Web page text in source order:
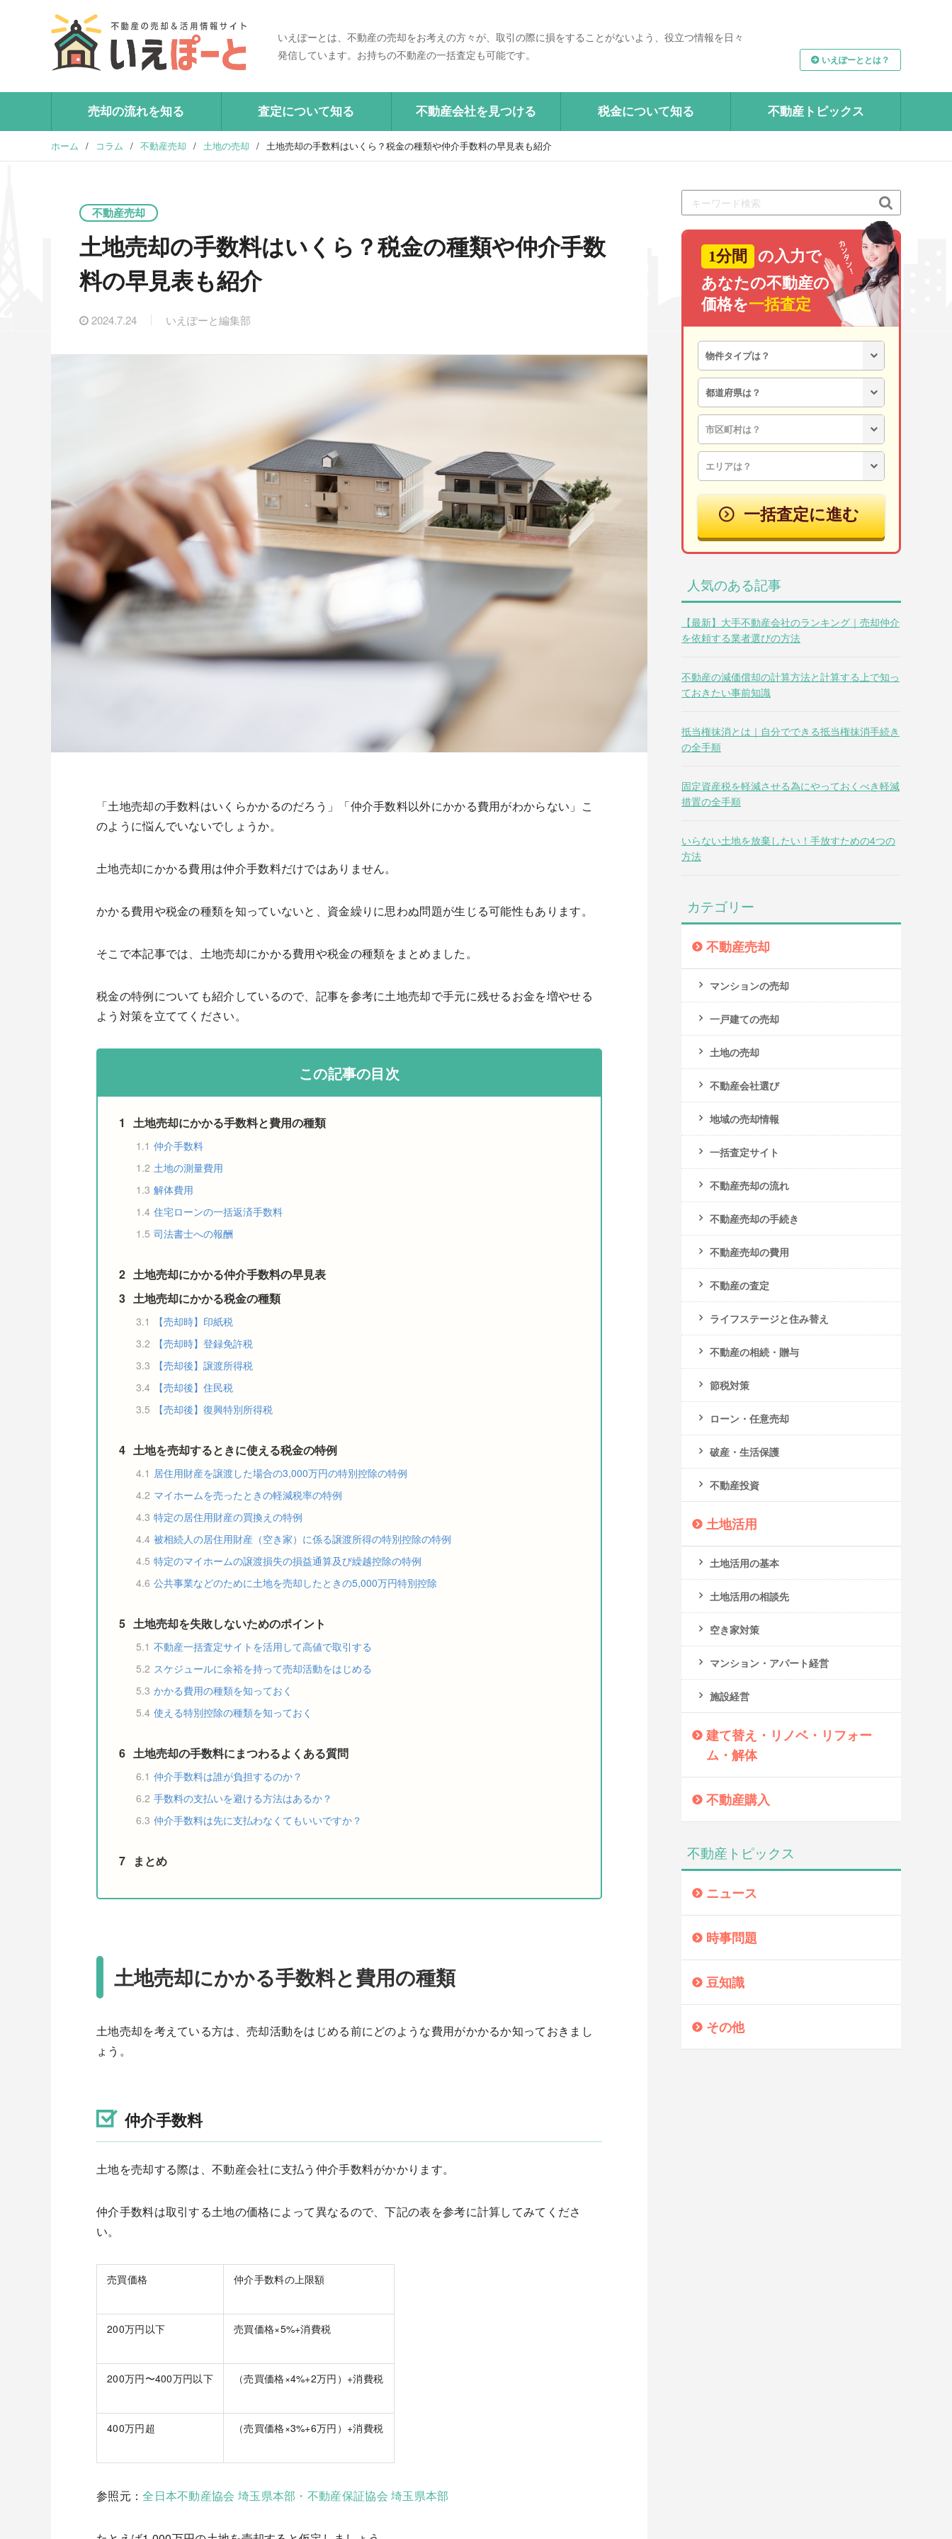
いえぽーとは、不動産の売却をお考えの方々が、取引の際に損をすることがないよう、役立つ情報を日々
発信しています。お持ちの不動産の一括査定も可能です。
いえぽーととは？
売却の流れを知る 査定について知る 不動産会社を見つける 税金について知る 不動産トピックス
ホーム / コラム / 不動産売却 / 土地の売却 / 土地売却の手数料はいくら？税金の種類や仲介手数料の早見表も紹介
不動産売却
土地売却の手数料はいくら？税金の種類や仲介手数
料の早見表も紹介
2024.7.24 いえぽーと編集部
「土地売却の手数料はいくらかかるのだろう」「仲介手数料以外にかかる費用がわからない」こ
のように悩んでいないでしょうか。
土地売却にかかる費用は仲介手数料だけではありません。
かかる費用や税金の種類を知っていないと、資金繰りに思わぬ問題が生じる可能性もあります。
そこで本記事では、土地売却にかかる費用や税金の種類をまとめました。
税金の特例についても紹介しているので、記事を参考に土地売却で手元に残せるお金を増やせる
よう対策を立ててください。
この記事の目次
1 土地売却にかかる手数料と費用の種類
1.1 仲介手数料
1.2 土地の測量費用
1.3 解体費用
1.4 住宅ローンの一括返済手数料
1.5 司法書士への報酬
2 土地売却にかかる仲介手数料の早見表
3 土地売却にかかる税金の種類
3.1
【売却時】印紙税
3.2
【売却時】登録免許税
3.3
【売却後】譲渡所得税
3.4
【売却後】住民税
3.5
【売却後】復興特別所得税
4 土地を売却するときに使える税金の特例
4.1 居住用財産を譲渡した場合の3,000万円の特別控除の特例
4.2 マイホームを売ったときの軽減税率の特例
4.3 特定の居住用財産の買換えの特例
4.4 被相続人の居住用財産（空き家）に係る譲渡所得の特別控除の特例
4.5 特定のマイホームの譲渡損失の損益通算及び繰越控除の特例
4.6 公共事業などのために土地を売却したときの5,000万円特別控除
5 土地売却を失敗しないためのポイント
5.1 不動産一括査定サイトを活用して高値で取引する
5.2 スケジュールに余裕を持って売却活動をはじめる
5.3 かかる費用の種類を知っておく
5.4 使える特別控除の種類を知っておく
6 土地売却の手数料にまつわるよくある質問
6.1 仲介手数料は誰が負担するのか？
6.2 手数料の支払いを避ける方法はあるか？
6.3 仲介手数料は先に支払わなくてもいいですか？
7 まとめ
土地売却にかかる手数料と費用の種類
土地売却を考えている方は、売却活動をはじめる前にどのような費用がかかるか知っておきまし
ょう。
仲介手数料
土地を売却する際は、不動産会社に支払う仲介手数料がかかります。
仲介手数料は取引する土地の価格によって異なるので、下記の表を参考に計算してみてくださ
い。
売買価格 仲介手数料の上限額
200万円以下 売買価格×5%+消費税
200万円〜400万円以下 （売買価格×4%+2万円）+消費税
400万円超 （売買価格×3%+6万円）+消費税
参照元：全日本不動産協会 埼玉県本部・不動産保証協会 埼玉県本部

1分間
の入力で
あなたの不動産の
価格を一括査定
一括査定に進む
人気のある記事
【最新】大手不動産会社のランキング｜売却仲介
を依頼する業者選びの方法
不動産の減価償却の計算方法と計算する上で知っ
ておきたい事前知識
抵当権抹消とは｜自分でできる抵当権抹消手続き
の全手順
固定資産税を軽減させる為にやっておくべき軽減
措置の全手順
いらない土地を放棄したい！手放すための4つの
方法
カテゴリー
不動産売却
マンションの売却
一戸建ての売却
土地の売却
不動産会社選び
地域の売却情報
一括査定サイト
不動産売却の流れ
不動産売却の手続き
不動産売却の費用
不動産の査定
ライフステージと住み替え
不動産の相続・贈与
節税対策
ローン・任意売却
破産・生活保護
不動産投資
土地活用
土地活用の基本
土地活用の相談先
空き家対策
マンション・アパート経営
施設経営
建て替え・リノベ・リフォー
ム・解体
不動産購入
不動産トピックス
ニュース
時事問題
豆知識
その他